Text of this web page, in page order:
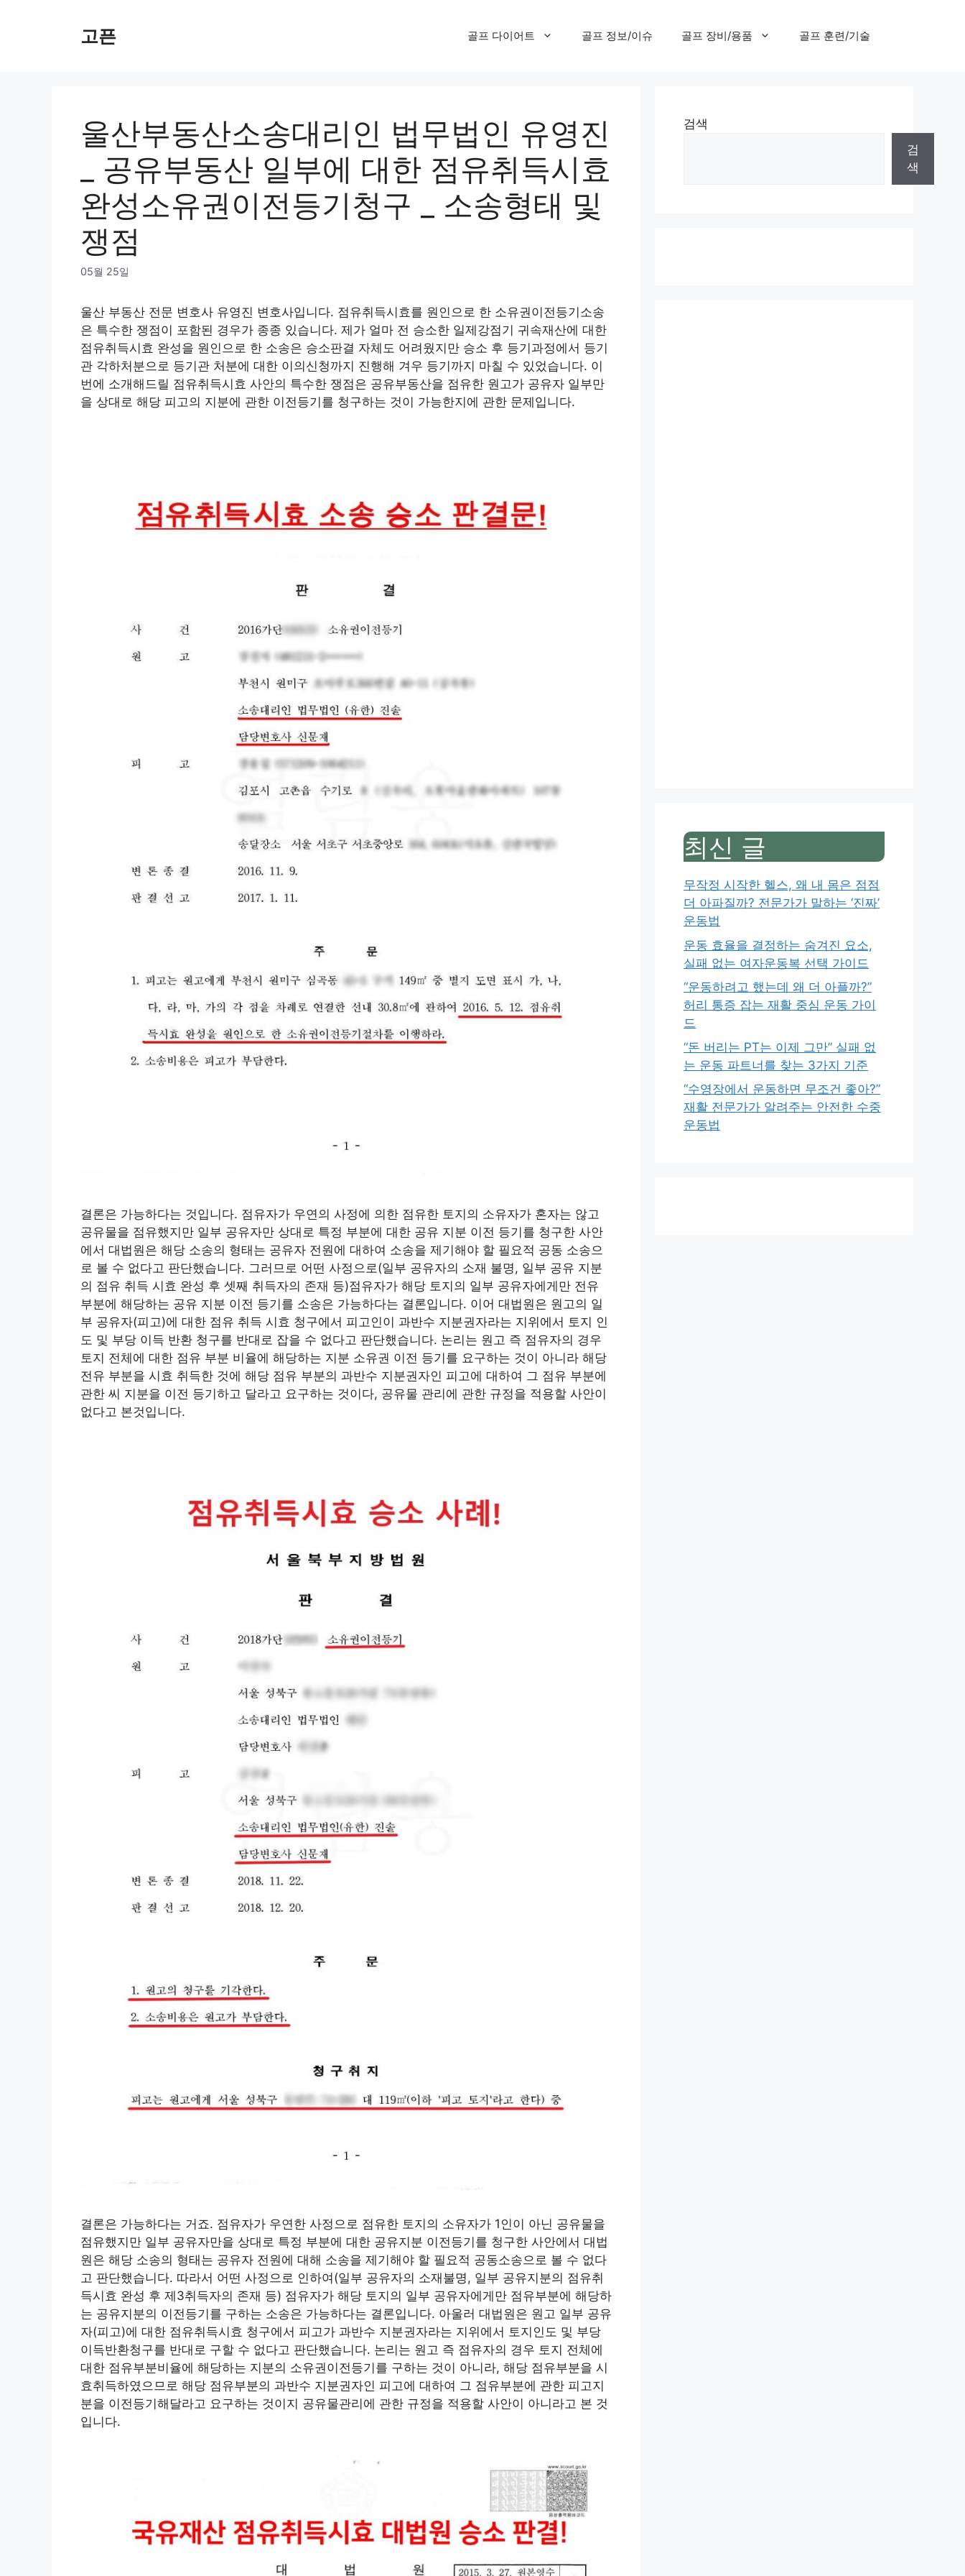
고픈 골프 다이어트 골프 정보/이슈 골프 장비/용품 골프 훈련/기술
울산부동산소송대리인 법무법인 유영진
_ 공유부동산 일부에 대한 점유취득시효
완성소유권이전등기청구 _ 소송형태 및
쟁점
05월 25일
울산 부동산 전문 변호사 유영진 변호사입니다. 점유취득시효를 원인으로 한 소유권이전등기소송
은 특수한 쟁점이 포함된 경우가 종종 있습니다. 제가 얼마 전 승소한 일제강점기 귀속재산에 대한
점유취득시효 완성을 원인으로 한 소송은 승소판결 자체도 어려웠지만 승소 후 등기과정에서 등기
관 각하처분으로 등기관 처분에 대한 이의신청까지 진행해 겨우 등기까지 마칠 수 있었습니다. 이
번에 소개해드릴 점유취득시효 사안의 특수한 쟁점은 공유부동산을 점유한 원고가 공유자 일부만
을 상대로 해당 피고의 지분에 관한 이전등기를 청구하는 것이 가능한지에 관한 문제입니다.
결론은 가능하다는 것입니다. 점유자가 우연의 사정에 의한 점유한 토지의 소유자가 혼자는 않고
공유물을 점유했지만 일부 공유자만 상대로 특정 부분에 대한 공유 지분 이전 등기를 청구한 사안
에서 대법원은 해당 소송의 형태는 공유자 전원에 대하여 소송을 제기해야 할 필요적 공동 소송으
로 볼 수 없다고 판단했습니다. 그러므로 어떤 사정으로(일부 공유자의 소재 불명, 일부 공유 지분
의 점유 취득 시효 완성 후 셋째 취득자의 존재 등)점유자가 해당 토지의 일부 공유자에게만 전유
부분에 해당하는 공유 지분 이전 등기를 소송은 가능하다는 결론입니다. 이어 대법원은 원고의 일
부 공유자(피고)에 대한 점유 취득 시효 청구에서 피고인이 과반수 지분권자라는 지위에서 토지 인
도 및 부당 이득 반환 청구를 반대로 잡을 수 없다고 판단했습니다. 논리는 원고 즉 점유자의 경우
토지 전체에 대한 점유 부분 비율에 해당하는 지분 소유권 이전 등기를 요구하는 것이 아니라 해당
전유 부분을 시효 취득한 것에 해당 점유 부분의 과반수 지분권자인 피고에 대하여 그 점유 부분에
관한 씨 지분을 이전 등기하고 달라고 요구하는 것이다, 공유물 관리에 관한 규정을 적용할 사안이
없다고 본것입니다.
결론은 가능하다는 거죠. 점유자가 우연한 사정으로 점유한 토지의 소유자가 1인이 아닌 공유물을
점유했지만 일부 공유자만을 상대로 특정 부분에 대한 공유지분 이전등기를 청구한 사안에서 대법
원은 해당 소송의 형태는 공유자 전원에 대해 소송을 제기해야 할 필요적 공동소송으로 볼 수 없다
고 판단했습니다. 따라서 어떤 사정으로 인하여(일부 공유자의 소재불명, 일부 공유지분의 점유취
득시효 완성 후 제3취득자의 존재 등) 점유자가 해당 토지의 일부 공유자에게만 점유부분에 해당하
는 공유지분의 이전등기를 구하는 소송은 가능하다는 결론입니다. 아울러 대법원은 원고 일부 공유
자(피고)에 대한 점유취득시효 청구에서 피고가 과반수 지분권자라는 지위에서 토지인도 및 부당
이득반환청구를 반대로 구할 수 없다고 판단했습니다. 논리는 원고 즉 점유자의 경우 토지 전체에
대한 점유부분비율에 해당하는 지분의 소유권이전등기를 구하는 것이 아니라, 해당 점유부분을 시
효취득하였으므로 해당 점유부분의 과반수 지분권자인 피고에 대하여 그 점유부분에 관한 피고지
분을 이전등기해달라고 요구하는 것이지 공유물관리에 관한 규정을 적용할 사안이 아니라고 본 것
입니다.
검색
검
색
최신 글
무작정 시작한 헬스, 왜 내 몸은 점점
더 아파질까? 전문가가 말하는 ‘진짜’
운동법
운동 효율을 결정하는 숨겨진 요소,
실패 없는 여자운동복 선택 가이드
“운동하려고 했는데 왜 더 아플까?”
허리 통증 잡는 재활 중심 운동 가이
드
“돈 버리는 PT는 이제 그만” 실패 없
는 운동 파트너를 찾는 3가지 기준
“수영장에서 운동하면 무조건 좋아?”
재활 전문가가 알려주는 안전한 수중
운동법